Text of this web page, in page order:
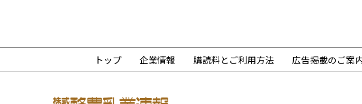
トップ 企業情報 購読料とご利用方法 広告掲載のご案